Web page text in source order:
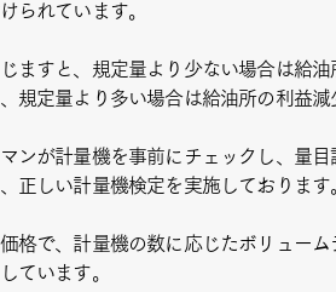
られています。
ますと、規定量より少ない場合は給油
規定量より多い場合は給油所の利益減
ンが計量機を事前にチェックし、量目
正しい計量機検定を実施しております
格で、計量機の数に応じたボリューム
ています。